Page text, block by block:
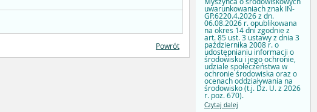
uwarunkowaniach znak IN-
GP.6220.4.2026 z dn.
06.08.2026 r. opublikowana
na okres 14 dni zgodnie z
art. 85 ust. 3 ustawy z dnia 3
października 2008 r. o
udostępnianiu informacji o
środowisku i jego ochronie,
udziale społeczeństwa w
ochronie środowiska oraz o
ocenach oddziaływania na
środowisko (t.j. Dz. U. z 2026
r. poz. 670).
Czytaj dalej
Powrót